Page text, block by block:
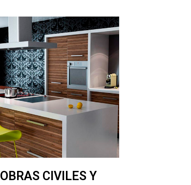
OBRAS CIVILES Y